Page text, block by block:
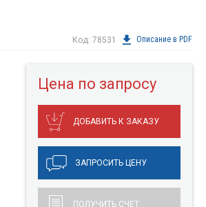
Код: 78531 Описание в PDF
Цена по запросу
ДОБАВИТЬ К ЗАКАЗУ
ЗАПРОСИТЬ ЦЕНУ
ПОЛУЧИТЬ СЧЕТ